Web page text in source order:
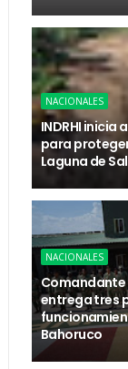
NACIONALES
INDRHI inicia
para
Laguna de
NACIONALES
Comandante
entrega tres
Bahoruco